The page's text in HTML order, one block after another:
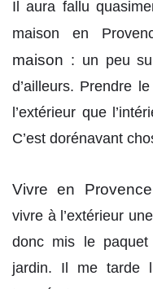
Il aura fallu
maison en
maison : un peu
d’ailleurs. Prendre
l’extérieur que
C’est dorénavant
Vivre en Provence
vivre à l’extérieur
donc mis le paquet
jardin. Il me tarde